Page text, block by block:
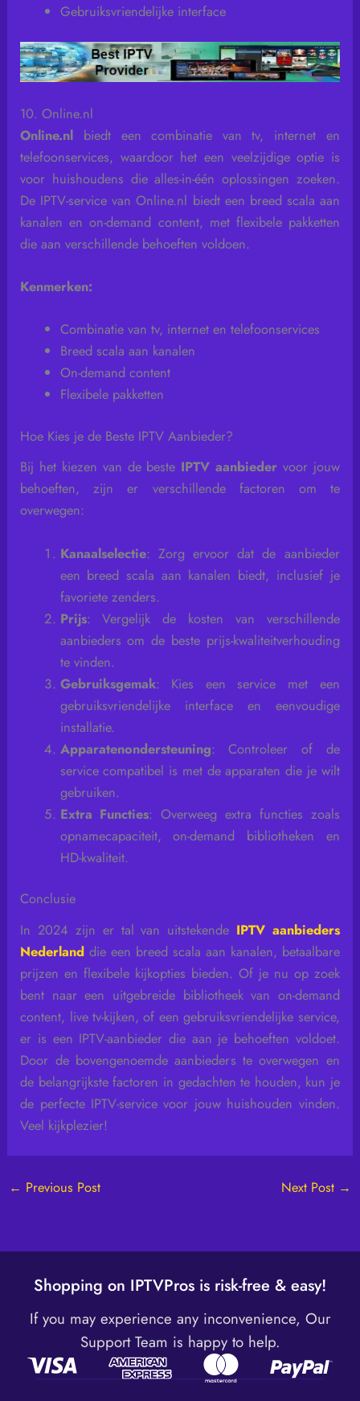
Gebruiksvriendelijke interface
10. Online.nl
Online.nl biedt een combinatie van tv, internet en
telefoonservices, waardoor het een veelzijdige optie is
voor huishoudens die alles-in-één oplossingen zoeken.
De IPTV-service van Online.nl biedt een breed scala aan
kanalen en on-demand content, met flexibele pakketten
die aan verschillende behoeften voldoen.
Kenmerken:
Combinatie van tv, internet en telefoonservices
Breed scala aan kanalen
On-demand content
Flexibele pakketten
Hoe Kies je de Beste IPTV Aanbieder?
Bij het kiezen van de beste IPTV aanbieder voor jouw
behoeften, zijn er verschillende factoren om te
overwegen:
Kanaalselectie: Zorg ervoor dat de aanbieder
een breed scala aan kanalen biedt, inclusief je
favoriete zenders.
Prijs: Vergelijk de kosten van verschillende
aanbieders om de beste prijs-kwaliteitverhouding
te vinden.
Gebruiksgemak: Kies een service met een
gebruiksvriendelijke interface en eenvoudige
installatie.
Apparatenondersteuning: Controleer of de
service compatibel is met de apparaten die je wilt
gebruiken.
Extra Functies: Overweeg extra functies zoals
opnamecapaciteit, on-demand bibliotheken en
HD-kwaliteit.
Conclusie
In 2024 zijn er tal van uitstekende IPTV aanbieders
Nederland die een breed scala aan kanalen, betaalbare
prijzen en flexibele kijkopties bieden. Of je nu op zoek
bent naar een uitgebreide bibliotheek van on-demand
content, live tv-kijken, of een gebruiksvriendelijke service,
er is een IPTV-aanbieder die aan je behoeften voldoet.
Door de bovengenoemde aanbieders te overwegen en
de belangrijkste factoren in gedachten te houden, kun je
de perfecte IPTV-service voor jouw huishouden vinden.
Veel kijkplezier!
← Previous Post Next Post →
Shopping on IPTVPros is risk-free & easy!
If you may experience any inconvenience, Our
Support Team is happy to help.